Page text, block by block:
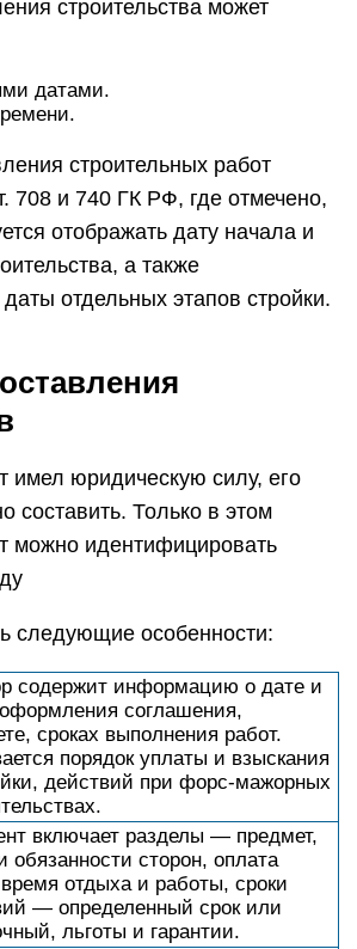
строительства может
датами.
строительных работ
708 и 740 ГК РФ, где отмечено,
отображать дату начала и
а также
отдельных этапов стройки.
имел юридическую силу, его
составить. Только в этом
можно идентифицировать
следующие особенности:
содержит информацию о дате и
соглашения,
сроках выполнения работ.
порядок уплаты и взыскания
действий при форс-мажорных
включает разделы — предмет,
обязанности сторон, оплата
отдыха и работы, сроки
— определенный срок или
льготы и гарантии.